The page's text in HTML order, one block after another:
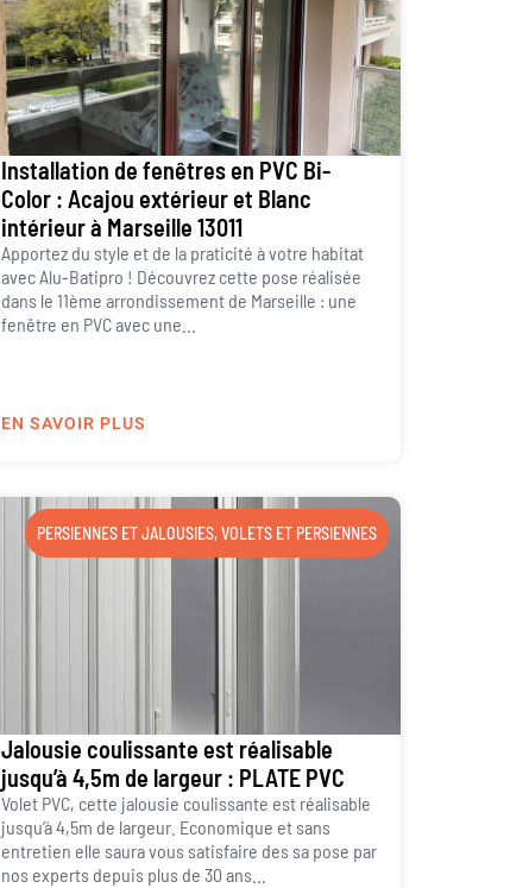
Installation de fenêtres en PVC Bi-
Color : Acajou extérieur et Blanc
intérieur à Marseille 13011
Apportez du style et de la praticité à votre habitat
avec Alu-Batipro ! Découvrez cette pose réalisée
dans le 11ème arrondissement de Marseille : une
fenêtre en PVC avec une...
EN SAVOIR PLUS
PERSIENNES ET JALOUSIES,VOLETS ET PERSIENNES
Jalousie coulissante est réalisable
jusqu’à 4,5m de largeur : PLATE PVC
Volet PVC, cette jalousie coulissante est réalisable
jusqu’à 4,5m de largeur. Economique et sans
entretien elle saura vous satisfaire des sa pose par
nos experts depuis plus de 30 ans...